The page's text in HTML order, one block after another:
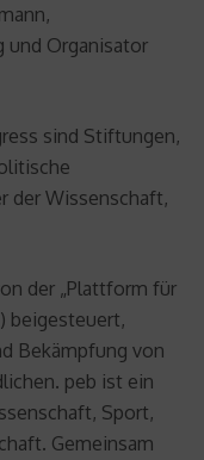
und Organisator
sind Stiftungen,
der Wissenschaft,
der „Plattform für
beigesteuert,
Bekämpfung von
peb ist ein
Sport,
Gemeinsam